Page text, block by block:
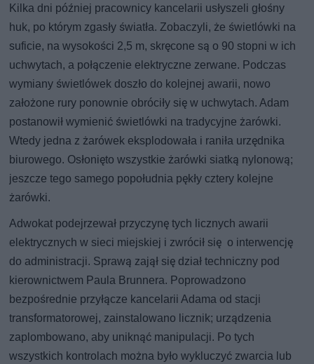
Kilka dni później pracownicy kancelarii usłyszeli głośny
huk, po którym zgasły światła. Zobaczyli, że świetlówki na
suficie, na wysokości 2,5 m, skręcone są o 90 stopni w ich
uchwytach, a połączenie elektryczne zerwane. Podczas
wymiany świetlówek doszło do kolejnej awarii, nowo
założone rury ponownie obróciły się w uchwytach. Adam
postanowił wymienić świetlówki na tradycyjne żarówki.
Wtedy jedna z żarówek eksplodowała i raniła urzędnika
biurowego. Osłonięto wszystkie żarówki siatką nylonową;
jeszcze tego samego popołudnia pękły cztery kolejne
żarówki.
Adwokat podejrzewał przyczynę tych licznych awarii
elektrycznych w sieci miejskiej i zwrócił się o interwencję
do administracji. Sprawą zajął się dział techniczny pod
kierownictwem Paula Brunnera. Poprowadzono
bezpośrednie przyłącze kancelarii Adama od stacji
transformatorowej, zainstalowano licznik; urządzenia
zaplombowano, aby uniknąć manipulacji. Po tych
wszystkich kontrolach można było wykluczyć zwarcia lub